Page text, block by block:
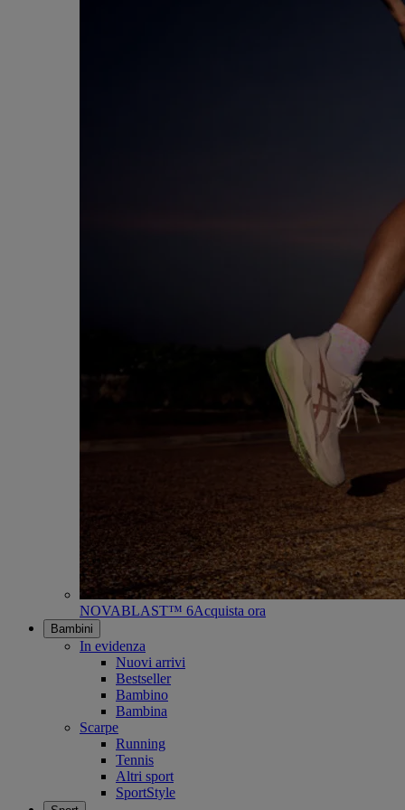
NOVABLAST™ 6Acquista ora
Bambini
In evidenza
Nuovi arrivi
Bestseller
Bambino
Bambina
Scarpe
Running
Tennis
Altri sport
SportStyle